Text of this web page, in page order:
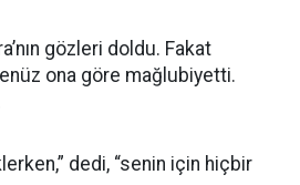
gözleri doldu. Fakat
ona göre mağlubiyetti.
dedi, “senin için hiçbir